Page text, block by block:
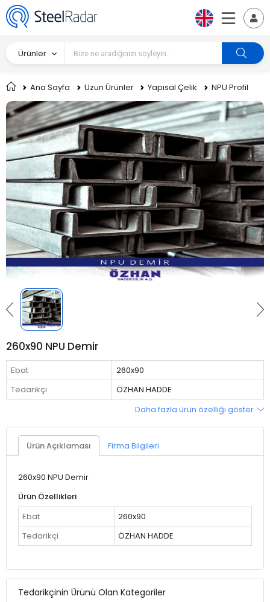
Ürünler
Ana Sayfa Uzun Ürünler Yapısal Çelik NPU Profil
260x90 NPU Demir
Ebat
260x90
Tedarikçi
ÖZHAN HADDE
Daha fazla ürün özelliği göster
Ürün Açıklaması Firma Bilgileri
260x90 NPU Demir
Ürün Özellikleri
Ebat
260x90
Tedarikçi
ÖZHAN HADDE
Tedarikçinin Ürünü Olan Kategoriler